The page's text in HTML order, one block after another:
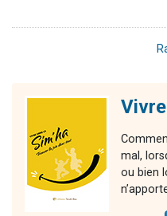
mal,
ou bien